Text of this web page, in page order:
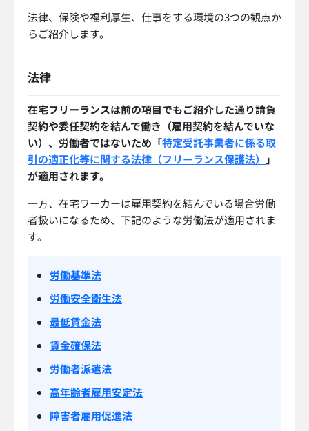
法律、保険や福利厚生、仕事をする環境の3つの観点か
らご紹介します。
法律
在宅フリーランスは前の項目でもご紹介した通り請負
契約や委任契約を結んで働き（雇用契約を結んでいな
い）、労働者ではないため「特定受託事業者に係る取
引の適正化等に関する法律（フリーランス保護法）
」
が適用されます。
一方、在宅ワーカーは雇用契約を結んでいる場合労働
者扱いになるため、下記のような労働法が適用されま
す。
労働基準法
労働安全衛生法
最低賃金法
賃金確保法
労働者派遣法
高年齢者雇用安定法
障害者雇用促進法